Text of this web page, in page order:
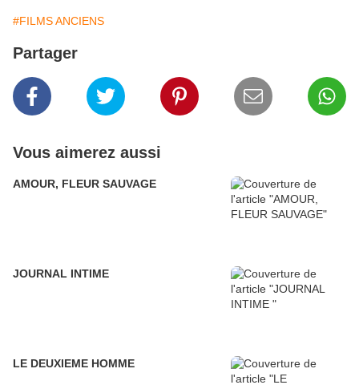
#FILMS ANCIENS
Partager
Vous aimerez aussi
AMOUR, FLEUR SAUVAGE
JOURNAL INTIME
LE DEUXIEME HOMME